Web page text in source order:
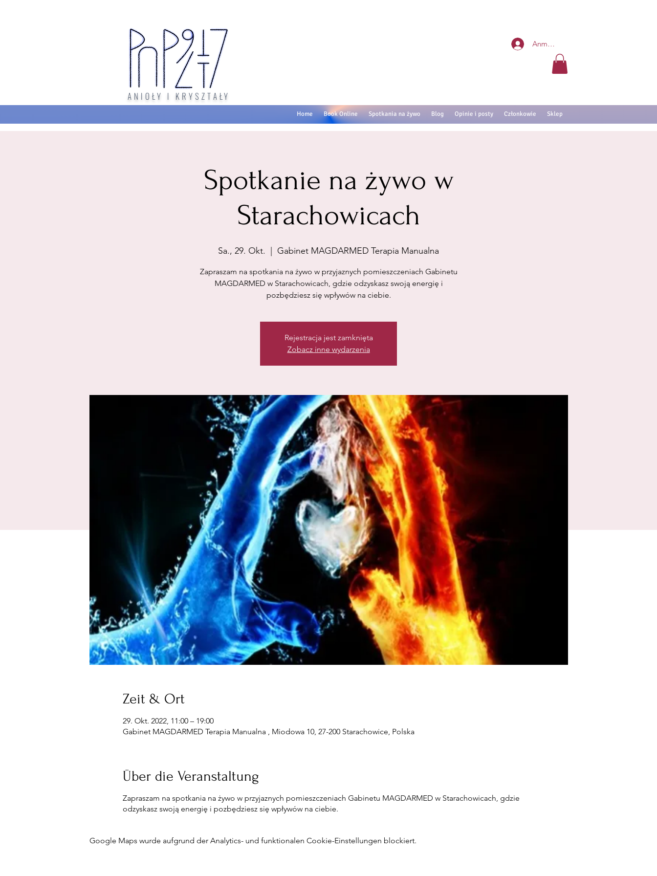
Anmelden
Home Book Online Spotkania na żywo Blog Opinie i posty Członkowie Sklep
ANIOŁY I KRYSZTAŁY
Spotkanie na żywo w
Starachowicach
Sa., 29. Okt.
  |
Gabinet MAGDARMED Terapia Manualna
Zapraszam na spotkania na żywo w przyjaznych pomieszczeniach Gabinetu
MAGDARMED w Starachowicach, gdzie odzyskasz swoją energię i
pozbędziesz się wpływów na ciebie.
Rejestracja jest zamknięta
Zobacz inne wydarzenia
Zeit & Ort
29. Okt. 2022, 11:00 – 19:00
Gabinet MAGDARMED Terapia Manualna , Miodowa 10, 27-200 Starachowice, Polska
Über die Veranstaltung
Zapraszam na spotkania na żywo w przyjaznych pomieszczeniach Gabinetu MAGDARMED w Starachowicach, gdzie
odzyskasz swoją energię i pozbędziesz się wpływów na ciebie.
Google Maps wurde aufgrund der Analytics- und funktionalen Cookie-Einstellungen blockiert.